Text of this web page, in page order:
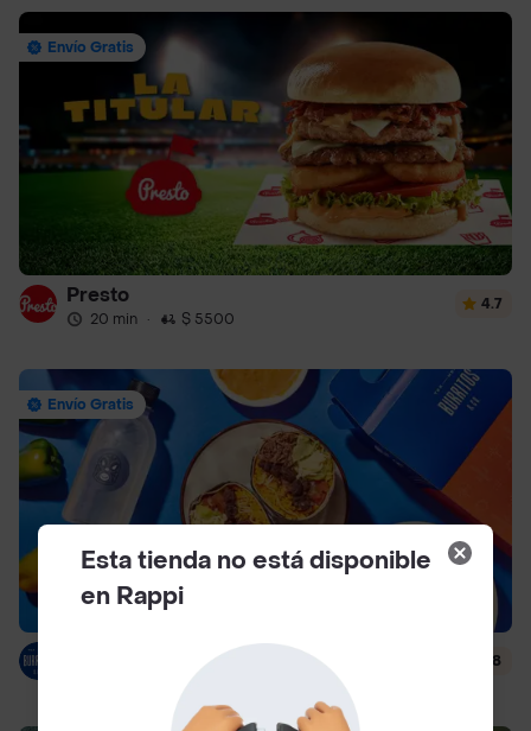
Envío Gratis
Presto
20 min · $ 5500
4.7
Envío Gratis
$ 4500
4.8
Esta tienda no está disponible
en Rappi